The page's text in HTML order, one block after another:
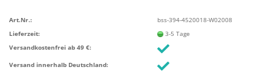
Art.Nr.:
bss-394-4520018-W02008
Lieferzeit:
3-5 Tage
Versandkostenfrei ab 49 €:
Versand innerhalb Deutschland: